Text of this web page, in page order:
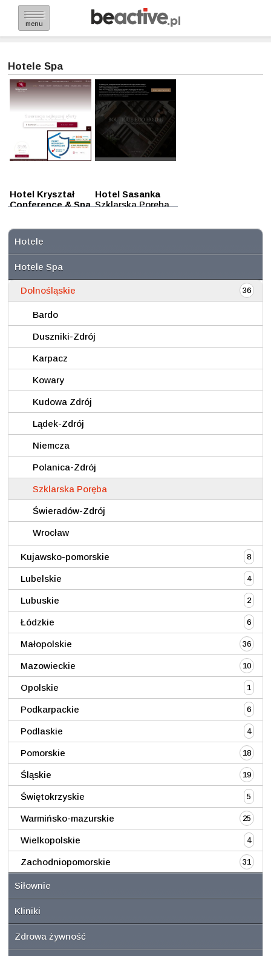
menu
Hotele Spa
Hotel Kryształ
Conference & Spa
Hotel Sasanka
Szklarska Poręba
Hotele
Hotele Spa
Dolnośląskie 36
Bardo
Duszniki-Zdrój
Karpacz
Kowary
Kudowa Zdrój
Lądek-Zdrój
Niemcza
Polanica-Zdrój
Szklarska Poręba
Świeradów-Zdrój
Wrocław
Kujawsko-pomorskie 8
Lubelskie 4
Lubuskie 2
Łódzkie 6
Małopolskie 36
Mazowieckie 10
Opolskie 1
Podkarpackie 6
Podlaskie 4
Pomorskie 18
Śląskie 19
Świętokrzyskie 5
Warmińsko-mazurskie 25
Wielkopolskie 4
Zachodniopomorskie 31
Siłownie
Kliniki
Zdrowa żywność